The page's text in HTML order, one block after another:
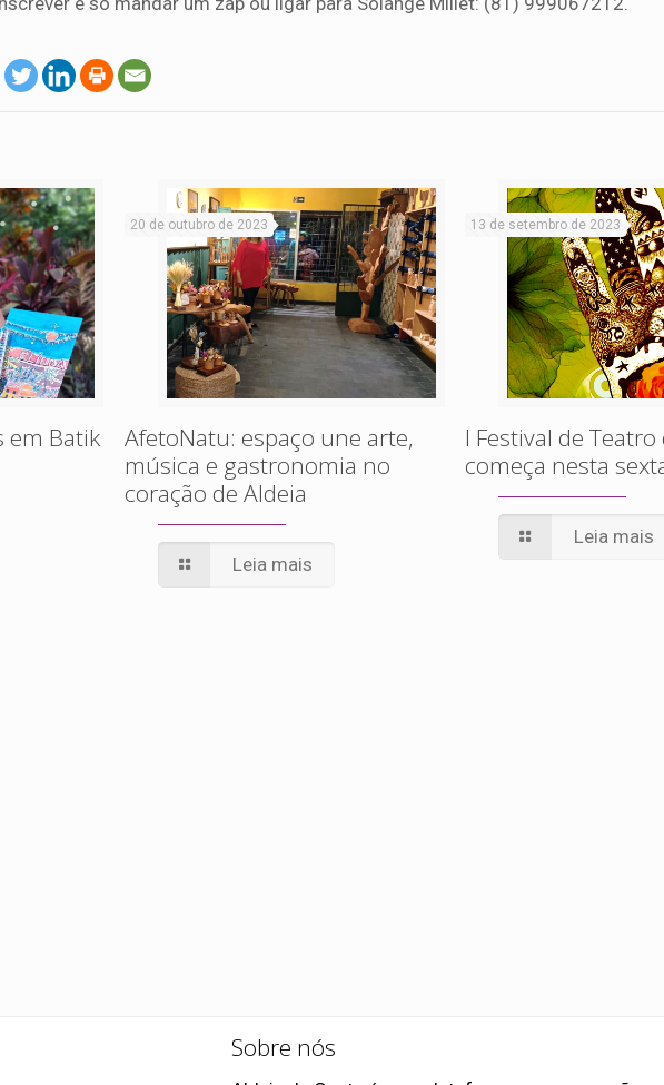
em Batik
20 de outubro de 2023
AfetoNatu: espaço une arte,
música e gastronomia no
coração de Aldeia
Leia mais
13 de setembro de 2023
I Festival de Teatro
começa nesta
Leia mais
Sobre nós